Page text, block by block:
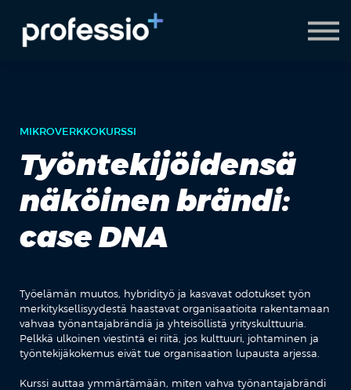
AI Coach
Pyydä demo
MIKROVERKKOKURSSI
Työntekijöidensä
näköinen brändi:
case DNA
Työelämän muutos, hybridityö ja kasvavat odotukset työn
merkityksellisyydestä haastavat organisaatioita rakentamaan
vahvaa työnantajabrändiä ja yhteisöllistä yrityskulttuuria.
Pelkkä ulkoinen viestintä ei riitä, jos kulttuuri, johtaminen ja
työntekijäkokemus eivät tue organisaation lupausta arjessa.
Kurssi auttaa ymmärtämään, miten vahva työnantajabrändi